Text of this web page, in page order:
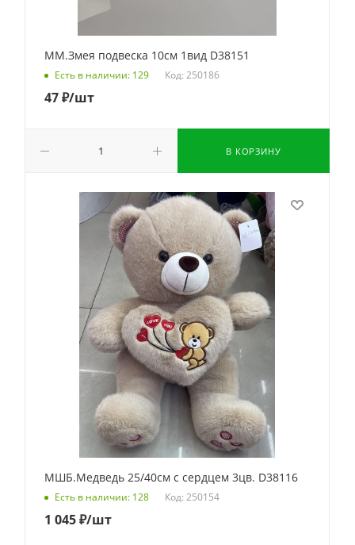
ММ.Змея подвеска 10см 1вид D38151
Есть в наличии: 129 Код: 250186
47₽/шт
В КОРЗИНУ
МШБ.Медведь 25/40см с сердцем 3цв. D38116
Есть в наличии: 128 Код: 250154
1 045₽/шт